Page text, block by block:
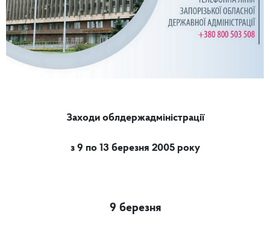
Заходи облдержадміністрації
з 9 по 13 березня 2005 року
9 березня